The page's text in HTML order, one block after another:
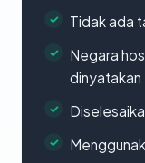
Tidak ada
Negara
dinyatakan